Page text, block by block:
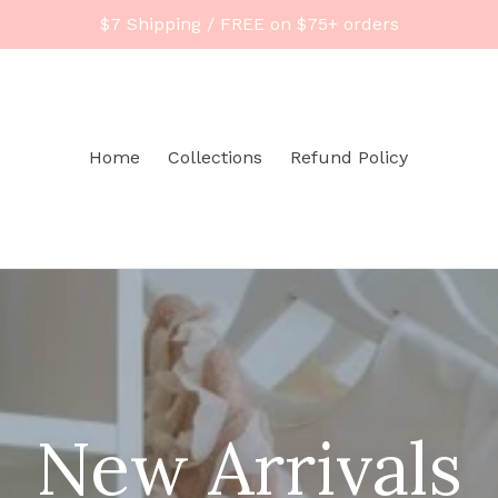
$7 Shipping / FREE on $75+ orders
Home Collections Refund Policy
New Arrivals